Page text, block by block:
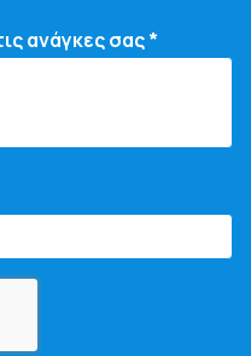
ανάγκες σας *